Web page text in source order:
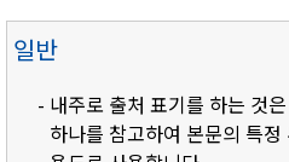
일반
- 내주로 출처 표기를 하는 것
하나를 참고하여 본문의 특